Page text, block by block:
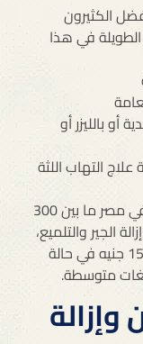
الكثيرون
الطويلة في هذا
أو بالليزر أو
التهاب اللثة
تتراوح تكلفة تنظيف الاسنان بشكل عام في مصر ما بين 300
الجير والتلميع،
وترتفع هذه التكلفة إلى ما بين 800 و1500 جنيه في حالة
متوسطة.